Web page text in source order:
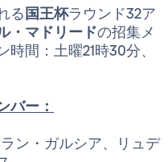
る 国王杯ラウンド32ア
・マドリードの招集メ
間：土曜21時30分、
バー：
ン・ガルシア、リュデ